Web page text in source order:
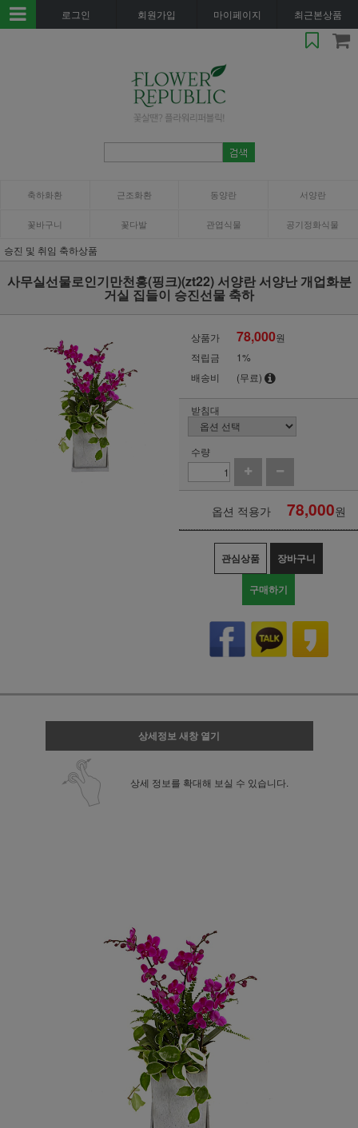
로그인 회원가입 마이페이지 최근본상품
축하화환 근조화환 동양란 서양란
꽃바구니 꽃다발 관엽식물 공기정화식물
승진 및 취임 축하상품
사무실선물로인기만천홍(핑크)(zt22) 서양란 서양난 개업화분
거실 집들이 승진선물 축하
상품가 78,000원
적립금
1%
배송비
(무료)
받침대
수량
옵션 적용가 78,000원
관심상품 장바구니
구매하기
상세정보 새창 열기
상세 정보를 확대해 보실 수 있습니다.